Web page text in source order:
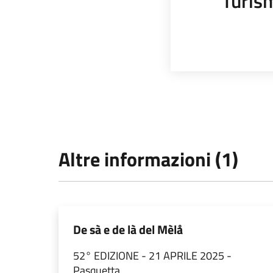
Altre informazioni (1)
De sà e de là del Mèlå
52° EDIZIONE - 21 APRILE 2025 -